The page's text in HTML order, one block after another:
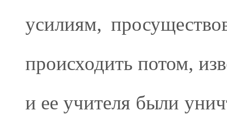
усилиям,
происходить потом,
и ее учителя были